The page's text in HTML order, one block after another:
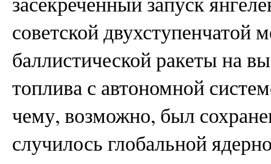
советской двухступенчатой
баллистической ракеты на
топлива с автономной
чему, возможно, был
случилось глобальной